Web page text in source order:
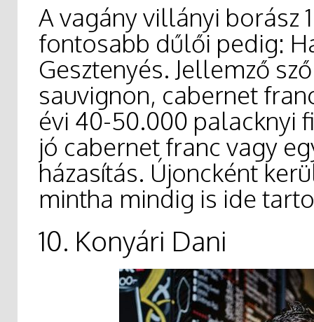
A vagány villányi borász
fontosabb dűlői pedig:
Gesztenyés. Jellemző
sauvignon, cabernet
évi 40-50.000 palacknyi
jó cabernet franc vagy
házasítás. Újoncként
mintha mindig is ide
10. Konyári Dani